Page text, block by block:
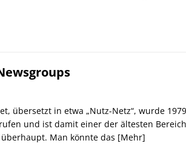
übersetzt in etwa „Nutz-Netz“, wurde
und ist damit einer der ältesten
Man könnte das [Mehr]